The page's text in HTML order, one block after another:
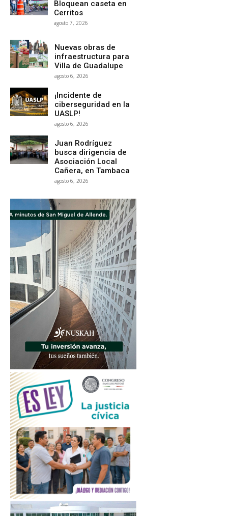
Bloquean caseta en
Cerritos
agosto 7, 2026
Nuevas obras de
infraestructura para
Villa de Guadalupe
agosto 6, 2026
¡Incidente de
ciberseguridad en la
UASLP!
agosto 6, 2026
Juan Rodríguez
busca dirigencia de
Asociación Local
Cañera, en Tambaca
agosto 6, 2026